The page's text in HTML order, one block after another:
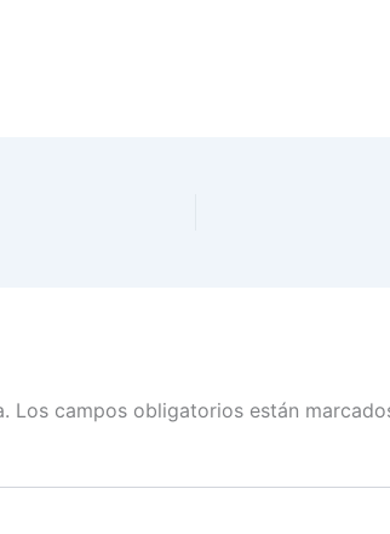
Los campos obligatorios están